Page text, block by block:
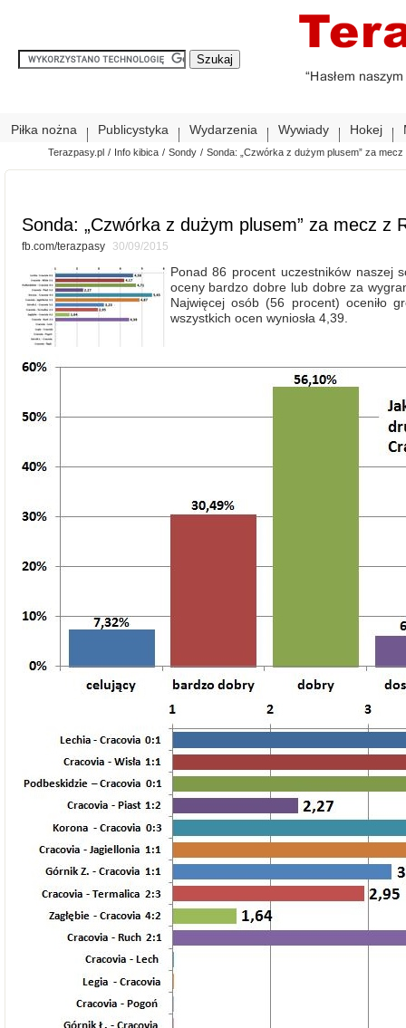
Piłka nożna Publicystyka Wydarzenia Wywiady Hokej
Terazpasy.pl / Info kibica / Sondy / Sonda: „Czwórka z dużym plusem” za
Sonda: „Czwórka z dużym plusem” za mecz z
fb.com/terazpasy 30/09/2015
Ponad 86 procent uczestników naszej
oceny bardzo dobre lub dobre za
Najwięcej osób (56 procent) oceniło
wszystkich ocen wyniosła 4,39.